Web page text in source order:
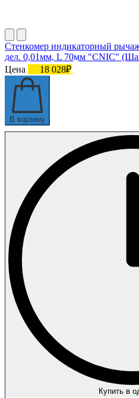
Стенкомер индикаторный
дел. 0,01мм, L 70мм "CNIC"
Цена
18 028₽
В корзину
Купить в